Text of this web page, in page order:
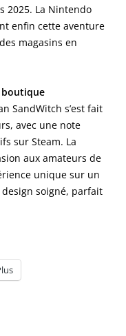
2025. La Nintendo
enfin cette aventure
magasins en
boutique
SandWitch s’est fait
avec une note
sur Steam. La
aux amateurs de
unique sur un
soigné, parfait